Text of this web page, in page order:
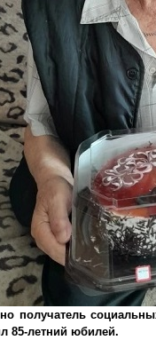
получатель
85-летний юбилей.